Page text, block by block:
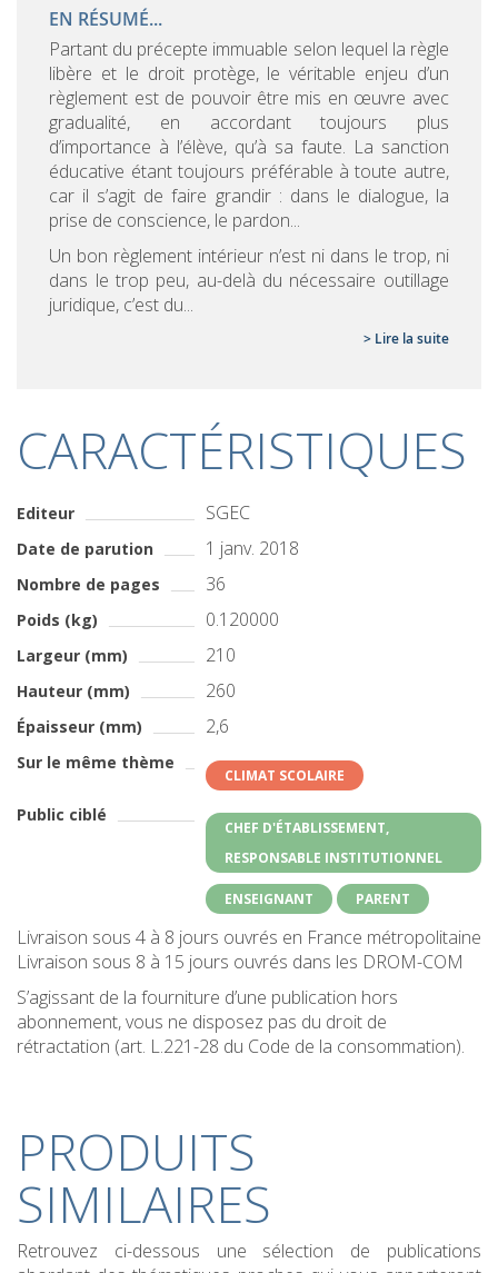
EN RÉSUMÉ...
Partant du précepte immuable selon lequel la règle
libère et le droit protège, le véritable enjeu d’un
règlement est de pouvoir être mis en œuvre avec
gradualité, en accordant toujours plus
d’importance à l’élève, qu’à sa faute. La sanction
éducative étant toujours préférable à toute autre,
car il s’agit de faire grandir : dans le dialogue, la
prise de conscience, le pardon...
Un bon règlement intérieur n’est ni dans le trop, ni
dans le trop peu, au-delà du nécessaire outillage
juridique, c’est du...
> Lire la suite
CARACTÉRISTIQUES
Editeur SGEC
Date de parution 1 janv. 2018
Nombre de pages 36
Poids (kg) 0.120000
Largeur (mm) 210
Hauteur (mm) 260
Épaisseur (mm) 2,6
Sur le même thème
CLIMAT SCOLAIRE
Public ciblé
CHEF D'ÉTABLISSEMENT,
RESPONSABLE INSTITUTIONNEL
ENSEIGNANT PARENT
Livraison sous 4 à 8 jours ouvrés en France métropolitaine
Livraison sous 8 à 15 jours ouvrés dans les DROM-COM
S’agissant de la fourniture d’une publication hors
abonnement, vous ne disposez pas du droit de
rétractation (art. L.221-28 du Code de la consommation).
PRODUITS
SIMILAIRES
Retrouvez ci-dessous une sélection de publications